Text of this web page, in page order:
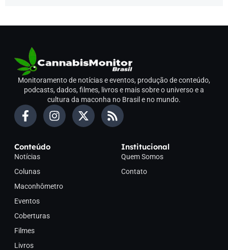
Monitoramento de notícias e eventos, produção de conteúdo,
podcasts, dados, filmes, livros e mais sobre o universo e a
cultura da maconha no Brasil e no mundo.
Conteúdo
Notícias
Colunas
Maconhômetro
Eventos
Coberturas
Filmes
Livros
Institucional
Quem Somos
Contato